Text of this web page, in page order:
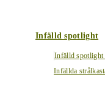
Infälld spotlight
Infälld
Infällda